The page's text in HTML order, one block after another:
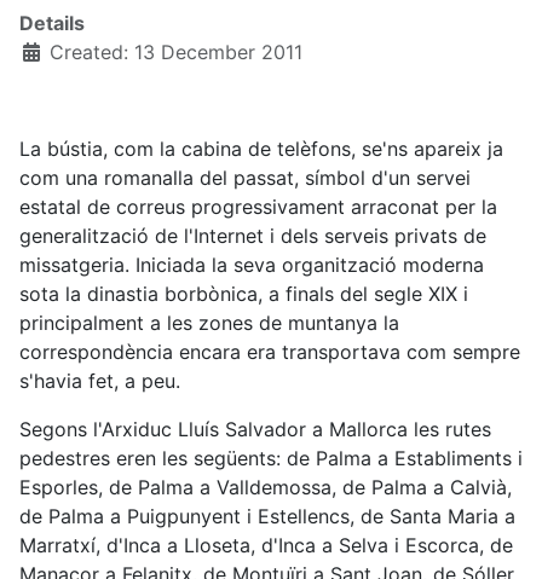
Details
Created: 13 December 2011
La bústia, com la cabina de telèfons, se'ns apareix ja
com una romanalla del passat, símbol d'un servei
estatal de correus progressivament arraconat per la
generalització de l'Internet i dels serveis privats de
missatgeria. Iniciada la seva organització moderna
sota la dinastia borbònica, a finals del segle XIX i
principalment a les zones de muntanya la
correspondència encara era transportava com sempre
s'havia fet, a peu.
Segons l'Arxiduc Lluís Salvador a Mallorca les rutes
pedestres eren les següents: de Palma a Establiments i
Esporles, de Palma a Valldemossa, de Palma a Calvià,
de Palma a Puigpunyent i Estellencs, de Santa Maria a
Marratxí, d'Inca a Lloseta, d'Inca a Selva i Escorca, de
Manacor a Felanitx, de Montuïri a Sant Joan, de Sóller